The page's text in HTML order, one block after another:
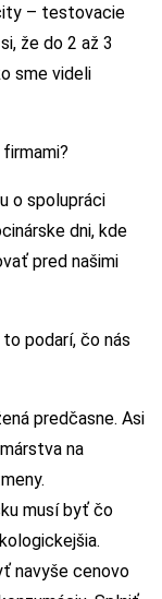
– testovacie
že do 2 až 3
sme videli
o spolupráci
dni, kde
pred našimi
podarí, čo nás
predčasne. Asi
na
musí byť čo
navyše cenovo